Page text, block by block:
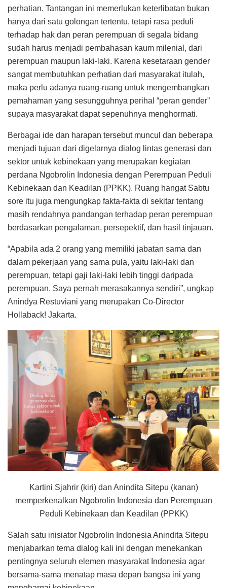
perhatian. Tantangan ini memerlukan keterlibatan bukan
hanya dari satu golongan tertentu, tetapi rasa peduli
terhadap hak dan peran perempuan di segala bidang
sudah harus menjadi pembahasan kaum milenial, dari
perempuan maupun laki-laki. Karena kesetaraan gender
sangat membutuhkan perhatian dari masyarakat itulah,
maka perlu adanya ruang-ruang untuk mengembangkan
pemahaman yang sesungguhnya perihal “peran gender”
supaya masyarakat dapat sepenuhnya menghormati.
Berbagai ide dan harapan tersebut muncul dan beberapa
menjadi tujuan dari digelarnya dialog lintas generasi dan
sektor untuk kebinekaan yang merupakan kegiatan
perdana Ngobrolin Indonesia dengan Perempuan Peduli
Kebinekaan dan Keadilan (PPKK). Ruang hangat Sabtu
sore itu juga mengungkap fakta-fakta di sekitar tentang
masih rendahnya pandangan terhadap peran perempuan
berdasarkan pengalaman, persepektif, dan hasil tinjauan.
“Apabila ada 2 orang yang memiliki jabatan sama dan
dalam pekerjaan yang sama pula, yaitu laki-laki dan
perempuan, tetapi gaji laki-laki lebih tinggi daripada
perempuan. Saya pernah merasakannya sendiri”, ungkap
Anindya Restuviani yang merupakan Co-Director
Hollaback! Jakarta.
Kartini Sjahrir (kiri) dan Anindita Sitepu (kanan)
memperkenalkan Ngobrolin Indonesia dan Perempuan
Peduli Kebinekaan dan Keadilan (PPKK)
Salah satu inisiator Ngobrolin Indonesia Anindita Sitepu
menjabarkan tema dialog kali ini dengan menekankan
pentingnya seluruh elemen masyarakat Indonesia agar
bersama-sama menatap masa depan bangsa ini yang